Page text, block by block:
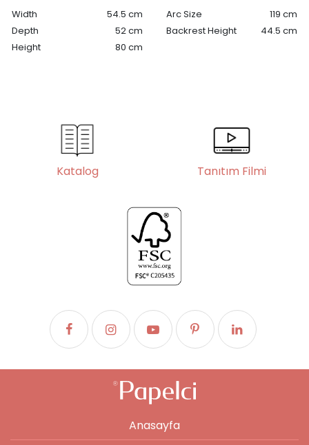
Width
54.5 cm
Depth
52 cm
Height
80 cm
Arc Size
119 cm
Backrest Height
44.5 cm
Katalog Tanıtım Filmi
Anasayfa